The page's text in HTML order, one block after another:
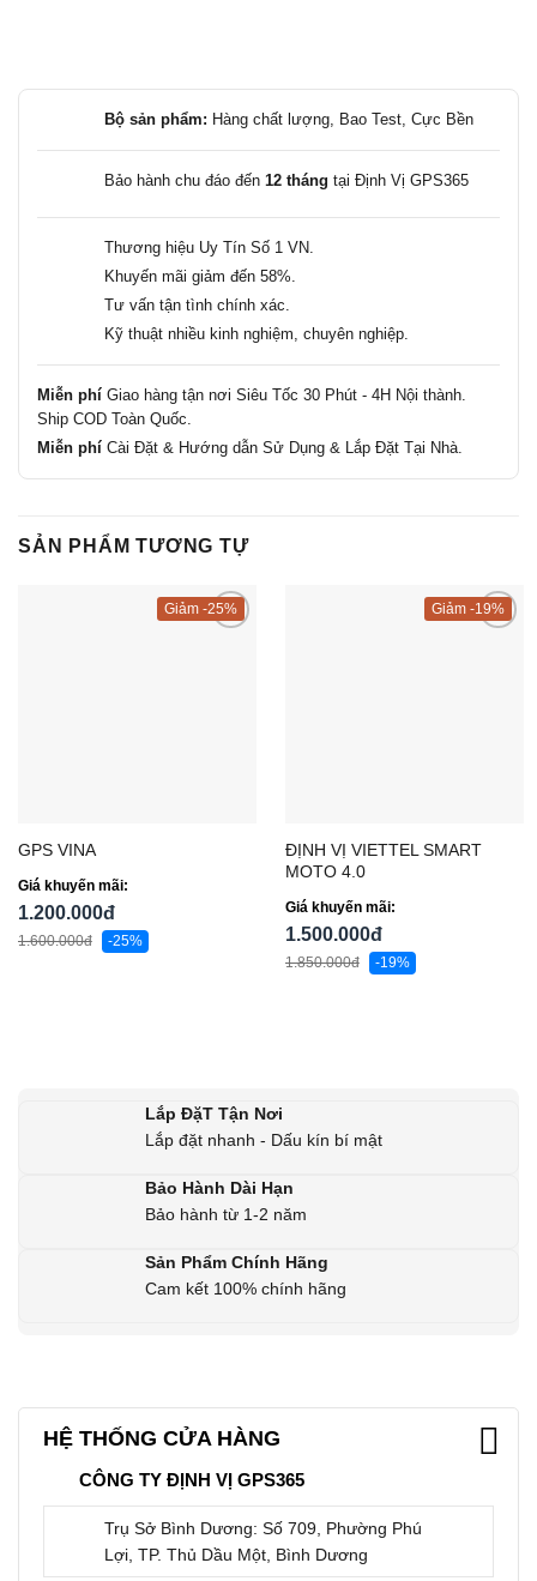
Bộ sản phẩm: Hàng chất lượng, Bao Test, Cực Bền
Bảo hành chu đáo đến 12 tháng tại Định Vị GPS365
Thương hiệu Uy Tín Số 1 VN.
Khuyến mãi giảm đến 58%.
Tư vấn tận tình chính xác.
Kỹ thuật nhiều kinh nghiệm, chuyên nghiệp.
Miễn phí Giao hàng tận nơi Siêu Tốc 30 Phút - 4H Nội thành.
Ship COD Toàn Quốc.
Miễn phí Cài Đặt & Hướng dẫn Sử Dụng & Lắp Đặt Tại Nhà.
SẢN PHẨM TƯƠNG TỰ
-25%
GPS VINA
Giá khuyến mãi:
1.200.000đ
1.600.000đ -25%
-19%
ĐỊNH VỊ VIETTEL SMART
MOTO 4.0
Giá khuyến mãi:
1.500.000đ
1.850.000đ -19%
Lắp ĐặT Tận Nơi
Lắp đặt nhanh - Dấu kín bí mật
Bảo Hành Dài Hạn
Bảo hành từ 1-2 năm
Sản Phẩm Chính Hãng
Cam kết 100% chính hãng
HỆ THỐNG CỬA HÀNG
CÔNG TY ĐỊNH VỊ GPS365
Trụ Sở Bình Dương: Số 709, Phường Phú
Lợi, TP. Thủ Dầu Một, Bình Dương